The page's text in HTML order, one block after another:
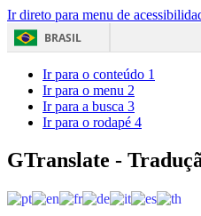
Ir direto para menu de
BRASIL
Ir para o conteúdo 1
Ir para o menu 2
Ir para a busca 3
Ir para o rodapé 4
GTranslate -